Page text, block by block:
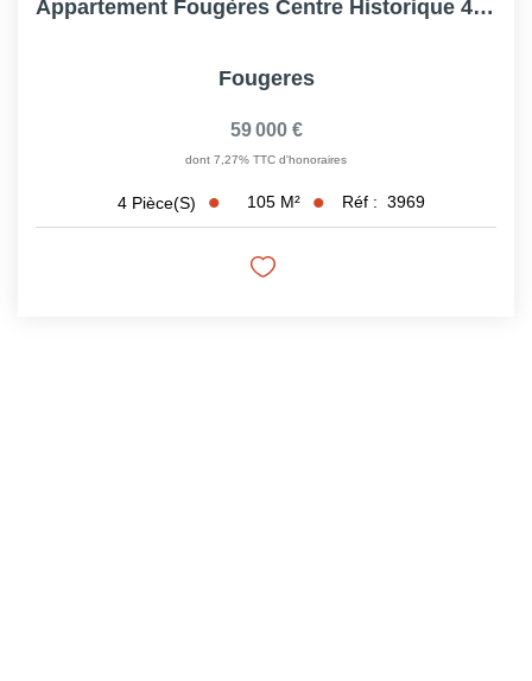
Appartement Fougères Centre Historique 4 Pièce(s) 104.93m²...
Fougeres
59 000 €
dont 7,27% TTC d'honoraires
4 Pièce(s) 105 M² Réf : 3969